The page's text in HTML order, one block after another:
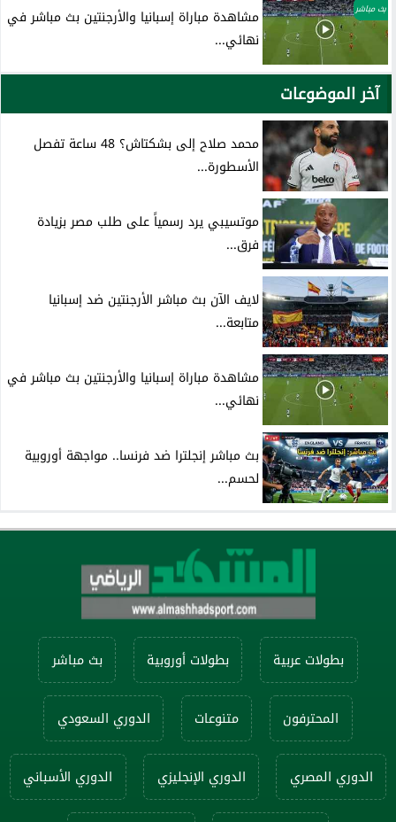
بث مباشر
مشاهدة مباراة إسبانيا والأرجنتين بث مباشر في
نهائي...
آخر الموضوعات
محمد صلاح إلى بشكتاش؟ 48 ساعة تفصل
الأسطورة...
موتسيبي يرد رسمياً على طلب مصر بزيادة
فرق...
لايف الآن بث مباشر الأرجنتين ضد إسبانيا
متابعة...
مشاهدة مباراة إسبانيا والأرجنتين بث مباشر في
نهائي...
بث مباشر إنجلترا ضد فرنسا.. مواجهة أوروبية
لحسم...
بطولات عربية بطولات أوروبية بث مباشر
المحترفون متنوعات الدوري السعودي
الدوري المصري الدوري الإنجليزي الدوري الأسباني